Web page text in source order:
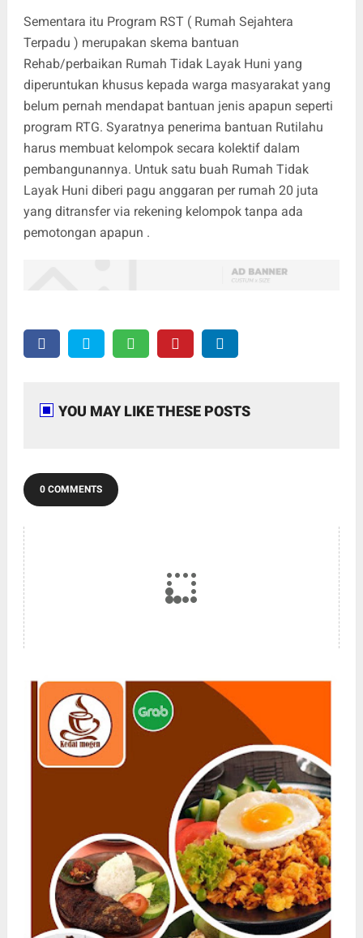
Sementara itu Program RST ( Rumah Sejahtera
Terpadu ) merupakan skema bantuan
Rehab/perbaikan Rumah Tidak Layak Huni yang
diperuntukan khusus kepada warga masyarakat yang
belum pernah mendapat bantuan jenis apapun seperti
program RTG. Syaratnya penerima bantuan Rutilahu
harus membuat kelompok secara kolektif dalam
pembangunannya. Untuk satu buah Rumah Tidak
Layak Huni diberi pagu anggaran per rumah 20 juta
yang ditransfer via rekening kelompok tanpa ada
pemotongan apapun .
YOU MAY LIKE THESE POSTS
0 COMMENTS